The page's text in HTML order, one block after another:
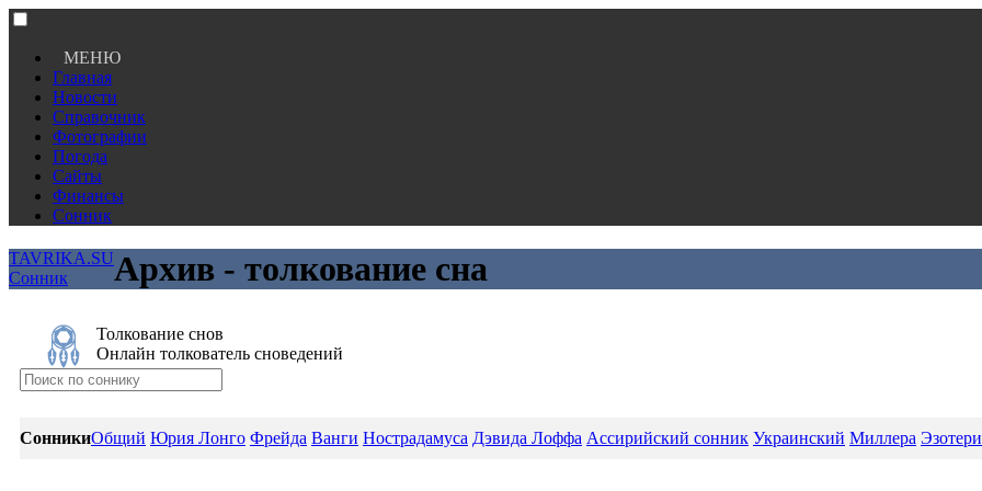
МЕНЮ
Главная
Новости
Справочник
Фотографии
Погода
Сайты
Финансы
Сонник
TAVRIKA.SU
Сонник
Архив - толкование сна
Толкование снов
Онлайн толкователь сноведений
СонникиОбщий Юрия Лонго Фрейда Ванги Нострадамуса Дэвида Лоффа Ассирийский сонник Украинский Миллера